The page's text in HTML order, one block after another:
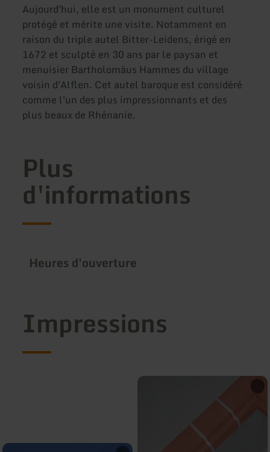
Aujourd'hui, elle est un monument culturel
protégé et mérite une visite. Notamment en
raison du triple autel Bitter-Leidens, érigé en
1672 et sculpté en 30 ans par le paysan et
menuisier Bartholomäus Hammes du village
voisin d'Alflen. Cet autel baroque est considéré
comme l'un des plus impressionnants et des
plus beaux de Rhénanie.
Plus
d'informations
Heures d'ouverture
Impressions